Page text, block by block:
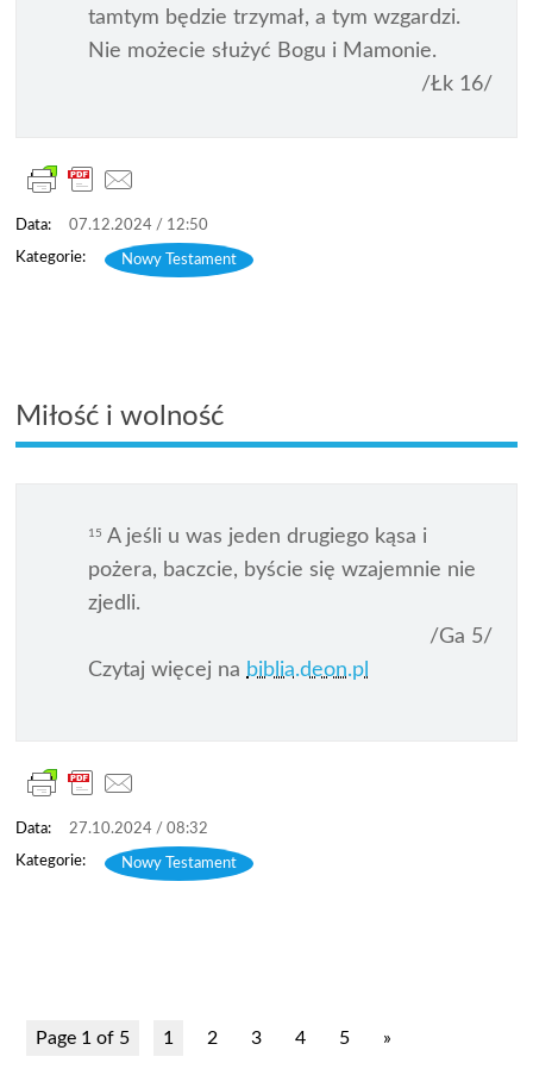
tamtym będzie trzymał, a tym wzgardzi.
Nie możecie służyć Bogu i Mamonie.
/Łk 16/
07.12.2024 / 12:50
Nowy Testament
Miłość i wolność
15 A jeśli u was jeden drugiego kąsa i
pożera, baczcie, byście się wzajemnie nie
zjedli.
/Ga 5/
Czytaj więcej na biblia.deon.pl
27.10.2024 / 08:32
Nowy Testament
Page 1 of 5 1 2 3 4 5 »